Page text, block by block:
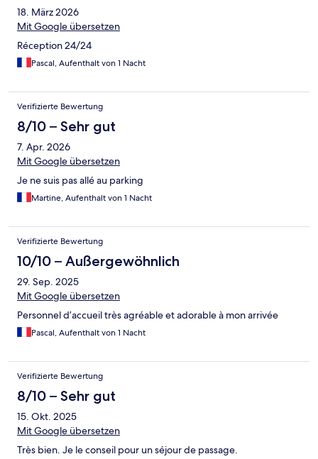
18. März 2026
Mit Google übersetzen
Réception 24/24
Pascal, Aufenthalt von 1 Nacht
Verifizierte Bewertung
8/10 – Sehr gut
7. Apr. 2026
Mit Google übersetzen
Je ne suis pas allé au parking
Martine, Aufenthalt von 1 Nacht
Verifizierte Bewertung
10/10 – Außergewöhnlich
29. Sep. 2025
Mit Google übersetzen
Personnel d’accueil très agréable et adorable à mon arrivée
Pascal, Aufenthalt von 1 Nacht
Verifizierte Bewertung
8/10 – Sehr gut
15. Okt. 2025
Mit Google übersetzen
Très bien. Je le conseil pour un séjour de passage.